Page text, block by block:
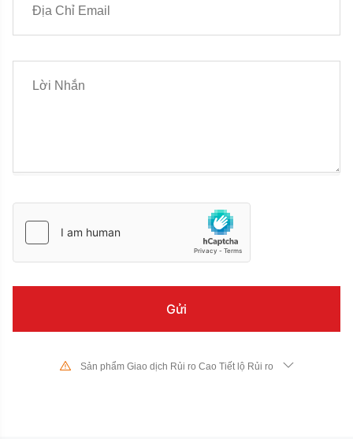
Sản phẩm Giao dịch Rủi ro Cao Tiết lộ Rủi ro